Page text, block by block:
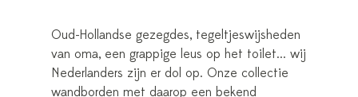
Oud-Hollandse gezegdes, tegeltjeswijsheden
van oma, een grappige leus op het toilet... wij
Nederlanders zijn er dol op. Onze collectie
wandborden met daarop een bekend